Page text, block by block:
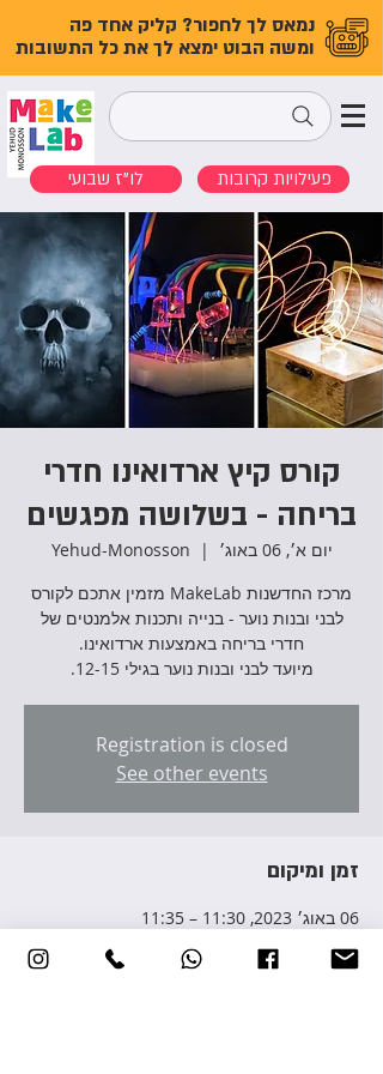
נמאס לך לחפור? קליק אחד פה
ומשה הבוט ימצא לך את כל התשובות
לו"ז שבועי פעילויות קרובות
קורס קיץ ארדואינו חדרי
בריחה - בשלושה מפגשים
יום א׳, 06 באוג׳
  |
Yehud-Monosson
מרכז החדשנות MakeLab מזמין אתכם לקורס
לבני ובנות נוער - בנייה ותכנות אלמנטים של
מיועד לבני ובנות נוער בגילי 12-15.
Registration is closed
See other events
זמן ומיקום
06 באוג׳ 2023, 11:30 – 11:35
Yehud-Monosson, Israel